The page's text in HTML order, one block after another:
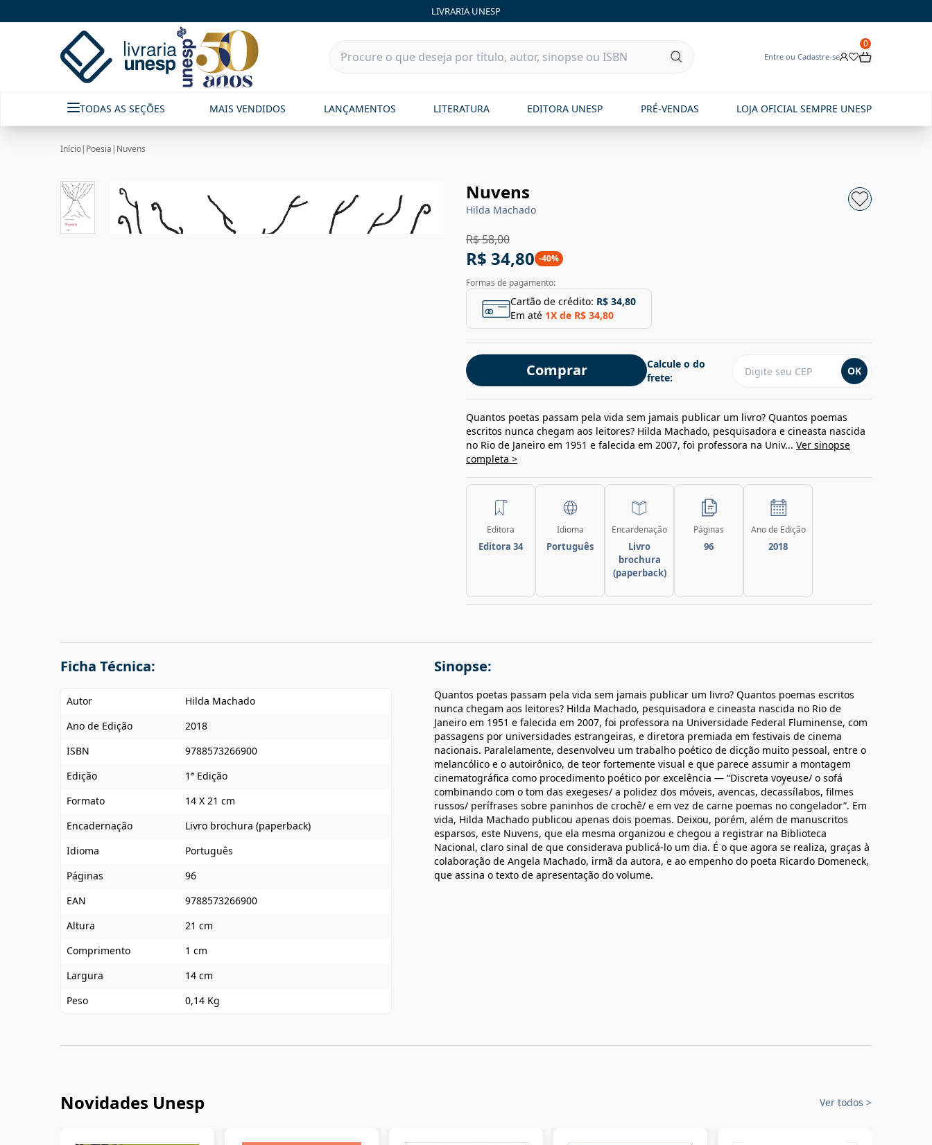
LIVRARIA UNESP
Entre ou Cadastre-se
0
TODAS AS SEÇÕES MAIS VENDIDOS LANÇAMENTOS LITERATURA EDITORA UNESP PRÉ-VENDAS LOJA OFICIAL SEMPRE UNESP
Início| Poesia | Nuvens
Nuvens
Hilda Machado
R$ 58,00
R$ 34,80 -40%
Formas de pagamento:
Cartão de crédito: R$ 34,80
Em até 1X de R$ 34,80
Comprar
Calcule o do
frete:
OK
Quantos poetas passam pela vida sem jamais publicar um livro? Quantos poemas
escritos nunca chegam aos leitores? Hilda Machado, pesquisadora e cineasta nascida
no Rio de Janeiro em 1951 e falecida em 2007, foi professora na Univ... Ver sinopse
completa >
Editora
Editora 34
Idioma
Português
Encardenação
Livro
brochura
(paperback)
Páginas
96
Ano de Edição
2018
Ficha Técnica:
Autor
Hilda Machado
Ano de Edição
2018
ISBN
9788573266900
Edição
1ª Edição
Formato
14 X 21 cm
Encadernação
Livro brochura (paperback)
Idioma
Português
Páginas
96
EAN
9788573266900
Altura
21 cm
Comprimento
1 cm
Largura
14 cm
Peso
0,14 Kg
Sinopse:
Quantos poetas passam pela vida sem jamais publicar um livro? Quantos poemas escritos
nunca chegam aos leitores? Hilda Machado, pesquisadora e cineasta nascida no Rio de
Janeiro em 1951 e falecida em 2007, foi professora na Universidade Federal Fluminense, com
passagens por universidades estrangeiras, e diretora premiada em festivais de cinema
nacionais. Paralelamente, desenvolveu um trabalho poético de dicção muito pessoal, entre o
melancólico e o autoirônico, de teor fortemente visual e que parece assumir a montagem
cinematográfica como procedimento poético por excelência — “Discreta voyeuse/ o sofá
combinando com o tom das exegeses/ a polidez dos móveis, avencas, decassílabos, filmes
russos/ perífrases sobre paninhos de crochê/ e em vez de carne poemas no congelador”. Em
vida, Hilda Machado publicou apenas dois poemas. Deixou, porém, além de manuscritos
esparsos, este Nuvens, que ela mesma organizou e chegou a registrar na Biblioteca
Nacional, claro sinal de que considerava publicá-lo um dia. É o que agora se realiza, graças à
colaboração de Angela Machado, irmã da autora, e ao empenho do poeta Ricardo Domeneck,
que assina o texto de apresentação do volume.
Novidades Unesp Ver todos >